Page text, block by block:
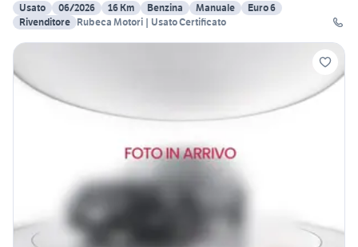
Usato
06/2026 16 Km Benzina Manuale
Euro 6
Rivenditore Rubeca Motori | Usato Certificato